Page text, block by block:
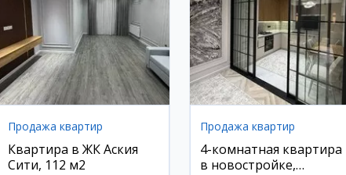
Продажа квартир
Квартира в ЖК Аския
Сити, 112 м2
Продажа квартир
4-комнатная квартира
в новостройке,